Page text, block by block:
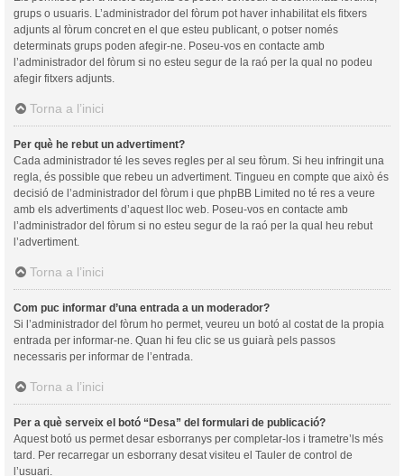
grups o usuaris. L’administrador del fòrum pot haver inhabilitat els fitxers
adjunts al fòrum concret en el que esteu publicant, o potser només
determinats grups poden afegir-ne. Poseu-vos en contacte amb
l’administrador del fòrum si no esteu segur de la raó per la qual no podeu
afegir fitxers adjunts.
Torna a l’inici
Per què he rebut un advertiment?
Cada administrador té les seves regles per al seu fòrum. Si heu infringit una
regla, és possible que rebeu un advertiment. Tingueu en compte que això és
decisió de l’administrador del fòrum i que phpBB Limited no té res a veure
amb els advertiments d’aquest lloc web. Poseu-vos en contacte amb
l’administrador del fòrum si no esteu segur de la raó per la qual heu rebut
l’advertiment.
Torna a l’inici
Com puc informar d’una entrada a un moderador?
Si l’administrador del fòrum ho permet, veureu un botó al costat de la propia
entrada per informar-ne. Quan hi feu clic se us guiarà pels passos
necessaris per informar de l’entrada.
Torna a l’inici
Per a què serveix el botó “Desa” del formulari de publicació?
Aquest botó us permet desar esborranys per completar-los i trametre’ls més
tard. Per recarregar un esborrany desat visiteu el Tauler de control de
l’usuari.